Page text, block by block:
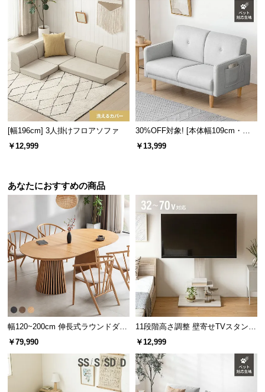
ブ
グ
業
情
o.,
[幅196cm] 3人掛けフロアソファ
￥12,999
30%OFF対象! [本体幅109cm・傷
に強いペット対応生地] 2人掛け コ
￥13,999
あなたにおすすめの商品
幅120~200cm 伸長式ラウンドダイ
ニングテーブル 6人掛け 天然木突
￥79,990
11段階高さ調整 壁寄せTVスタンド
キャスター付き 上下左右角度調節
￥12,999